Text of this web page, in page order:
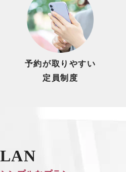
予約が取りやすい
定員制度